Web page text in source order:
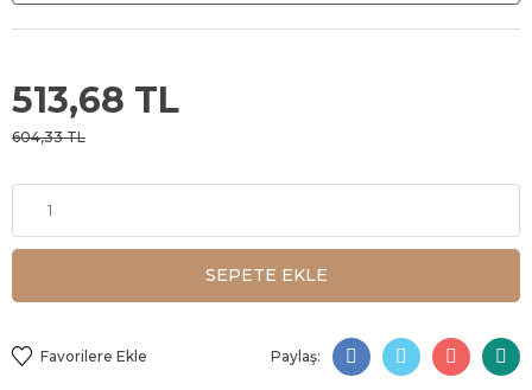
513,68 TL
604,33 TL
SEPETE EKLE
Paylaş: